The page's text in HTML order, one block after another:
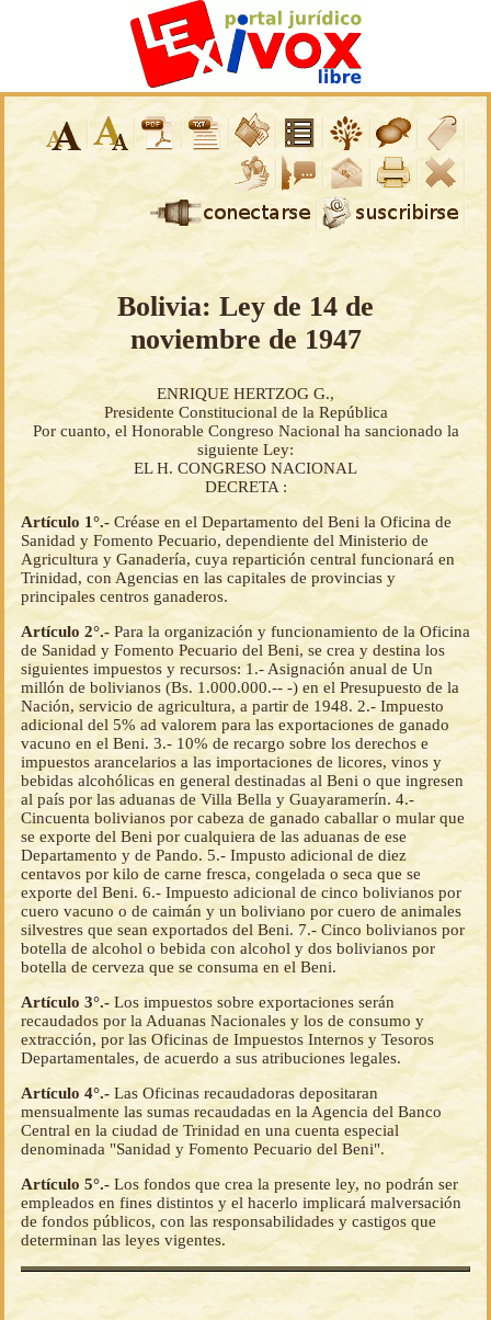
Bolivia: Ley de 14 de
noviembre de 1947
ENRIQUE HERTZOG G.,
Presidente Constitucional de la República
Por cuanto, el Honorable Congreso Nacional ha sancionado la
siguiente Ley:
EL H. CONGRESO NACIONAL
DECRETA :
Artículo 1°.- Créase en el Departamento del Beni la Oficina de
Sanidad y Fomento Pecuario, dependiente del Ministerio de
Agricultura y Ganadería, cuya repartición central funcionará en
Trinidad, con Agencias en las capitales de provincias y
principales centros ganaderos.
Artículo 2°.- Para la organización y funcionamiento de la Oficina
de Sanidad y Fomento Pecuario del Beni, se crea y destina los
siguientes impuestos y recursos: 1.- Asignación anual de Un
millón de bolivianos (Bs. 1.000.000.-- -) en el Presupuesto de la
Nación, servicio de agricultura, a partir de 1948. 2.- Impuesto
adicional del 5% ad valorem para las exportaciones de ganado
vacuno en el Beni. 3.- 10% de recargo sobre los derechos e
impuestos arancelarios a las importaciones de licores, vinos y
bebidas alcohólicas en general destinadas al Beni o que ingresen
al país por las aduanas de Villa Bella y Guayaramerín. 4.-
Cincuenta bolivianos por cabeza de ganado caballar o mular que
se exporte del Beni por cualquiera de las aduanas de ese
Departamento y de Pando. 5.- Impusto adicional de diez
centavos por kilo de carne fresca, congelada o seca que se
exporte del Beni. 6.- Impuesto adicional de cinco bolivianos por
cuero vacuno o de caimán y un boliviano por cuero de animales
silvestres que sean exportados del Beni. 7.- Cinco bolivianos por
botella de alcohol o bebida con alcohol y dos bolivianos por
botella de cerveza que se consuma en el Beni.
Artículo 3°.- Los impuestos sobre exportaciones serán
recaudados por la Aduanas Nacionales y los de consumo y
extracción, por las Oficinas de Impuestos Internos y Tesoros
Departamentales, de acuerdo a sus atribuciones legales.
Artículo 4°.- Las Oficinas recaudadoras depositaran
mensualmente las sumas recaudadas en la Agencia del Banco
Central en la ciudad de Trinidad en una cuenta especial
denominada "Sanidad y Fomento Pecuario del Beni".
Artículo 5°.- Los fondos que crea la presente ley, no podrán ser
empleados en fines distintos y el hacerlo implicará malversación
de fondos públicos, con las responsabilidades y castigos que
determinan las leyes vigentes.